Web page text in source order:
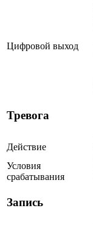
Цифровой выход
Тревога
Действие
Условия
срабатывания
Запись